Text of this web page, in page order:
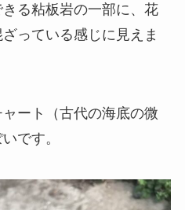
る粘板岩の一部に、花
っている感じに見えま
ート（古代の海底の微
です。